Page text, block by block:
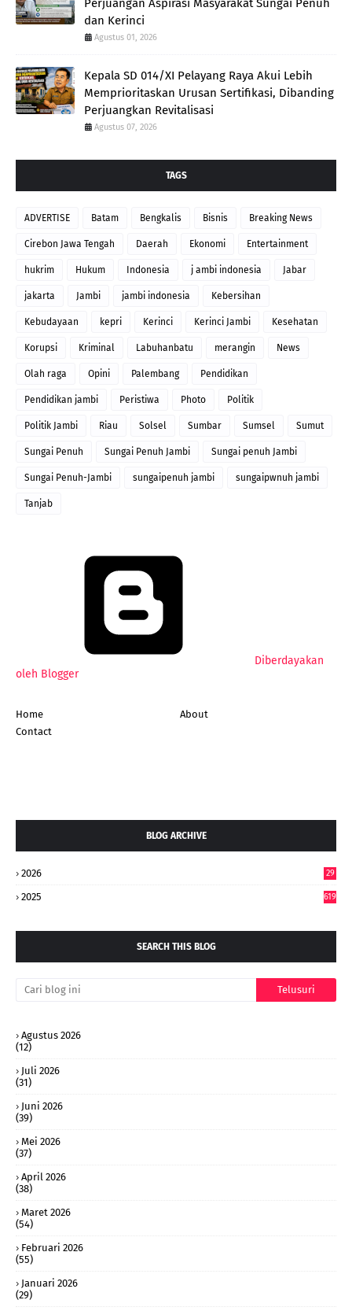
Perjuangan Aspirasi Masyarakat Sungai Penuh
dan Kerinci
Agustus 01, 2026
Kepala SD 014/XI Pelayang Raya Akui Lebih
Memprioritaskan Urusan Sertifikasi, Dibanding
Perjuangkan Revitalisasi
Agustus 07, 2026
TAGS
ADVERTISE Batam Bengkalis Bisnis Breaking News
Cirebon Jawa Tengah Daerah Ekonomi Entertainment
hukrim Hukum Indonesia j ambi indonesia Jabar
jakarta Jambi jambi indonesia Kebersihan
Kebudayaan kepri Kerinci Kerinci Jambi Kesehatan
Korupsi Kriminal Labuhanbatu merangin News
Olah raga Opini Palembang Pendidikan
Pendidikan jambi Peristiwa Photo Politik
Politik Jambi Riau Solsel Sumbar Sumsel Sumut
Sungai Penuh Sungai Penuh Jambi Sungai penuh Jambi
Sungai Penuh-Jambi sungaipenuh jambi sungaipwnuh jambi
Tanjab
Diberdayakan
oleh Blogger
Home
About
Contact
BLOG ARCHIVE
2026
29
2025 619
SEARCH THIS BLOG
Agustus 2026
(12)
Juli 2026
(31)
Juni 2026
(39)
Mei 2026
(37)
April 2026
(38)
Maret 2026
(54)
Februari 2026
(55)
Januari 2026
(29)